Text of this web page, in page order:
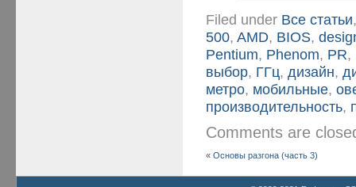
Filed under Все статьи
500,AMD, BIOS,
Pentium, Phenom, PR,
выбор, ГГц,дизайн,
метро, мобильные,
производительность,
Comments are
«Основы разгона (часть 3)